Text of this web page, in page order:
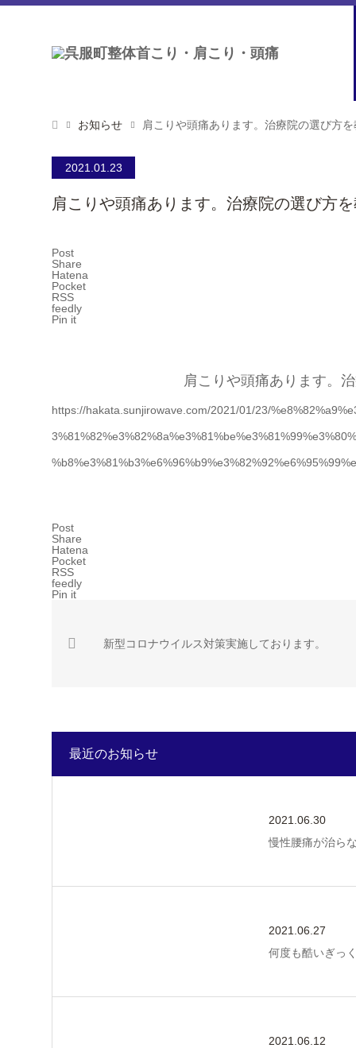
お知らせ 肩こりや頭痛あります。治療院の選び方
2021.01.23
肩こりや頭痛あります。治療院の選び方
Post
Share
Hatena
Pocket
RSS
feedly
Pin it
肩こりや頭痛あります。
https://hakata.sunjirowave.com/2021/01/23/
Post
Share
Hatena
Pocket
RSS
feedly
Pin it
新型コロナウイルス対策実施しております。
最近のお知らせ
2021.06.30
慢性腰痛が治ら
2021.06.27
何度も酷いぎっ
2021.06.12